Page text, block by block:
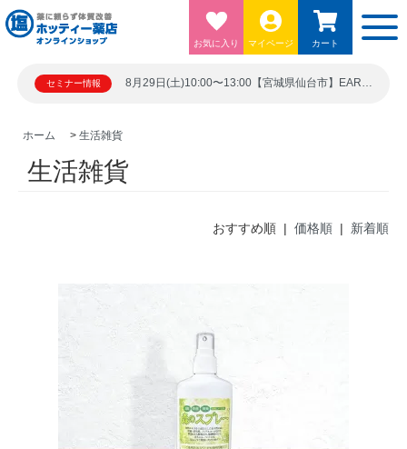
お気に入り マイページ カート
セミナー情報 8月29日(土)10:00〜13:00【宮城県仙台市】EARTH BLUE 仙台勾当台ビル5階シード21 宮城県仙台市青葉区上杉１丁目６－１０
ホーム > 生活雑貨
生活雑貨
おすすめ順 | 価格順 | 新着順